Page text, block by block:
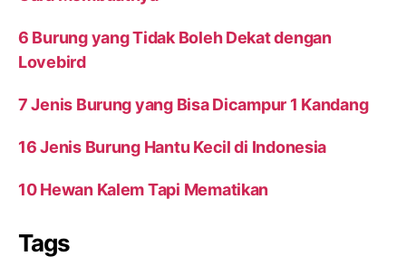
6 Burung yang Tidak Boleh Dekat dengan
Lovebird
7 Jenis Burung yang Bisa Dicampur 1 Kandang
16 Jenis Burung Hantu Kecil di Indonesia
10 Hewan Kalem Tapi Mematikan
Tags